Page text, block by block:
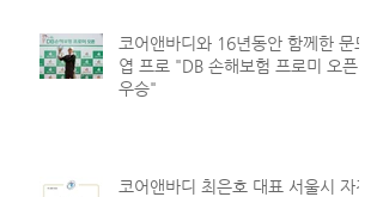
코어앤바디와 16년동안 함께한 문도
엽 프로 "DB 손해보험 프로미 오픈
우승"
코어앤바디 최은호 대표 서울시 자전